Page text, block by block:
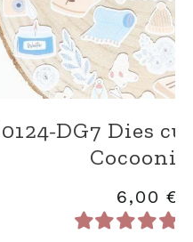
Petite ville